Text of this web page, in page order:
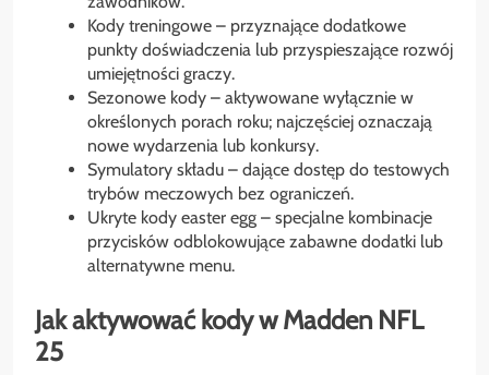
Kody treningowe – przyznające dodatkowe
punkty doświadczenia lub przyspieszające rozwój
umiejętności graczy.
Sezonowe kody – aktywowane wyłącznie w
określonych porach roku; najczęściej oznaczają
nowe wydarzenia lub konkursy.
Symulatory składu – dające dostęp do testowych
trybów meczowych bez ograniczeń.
Ukryte kody easter egg – specjalne kombinacje
przycisków odblokowujące zabawne dodatki lub
alternatywne menu.
Jak aktywować kody w Madden NFL
25